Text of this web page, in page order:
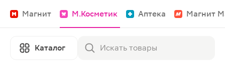
Магнит М.Косметик Аптека Магнит
Каталог